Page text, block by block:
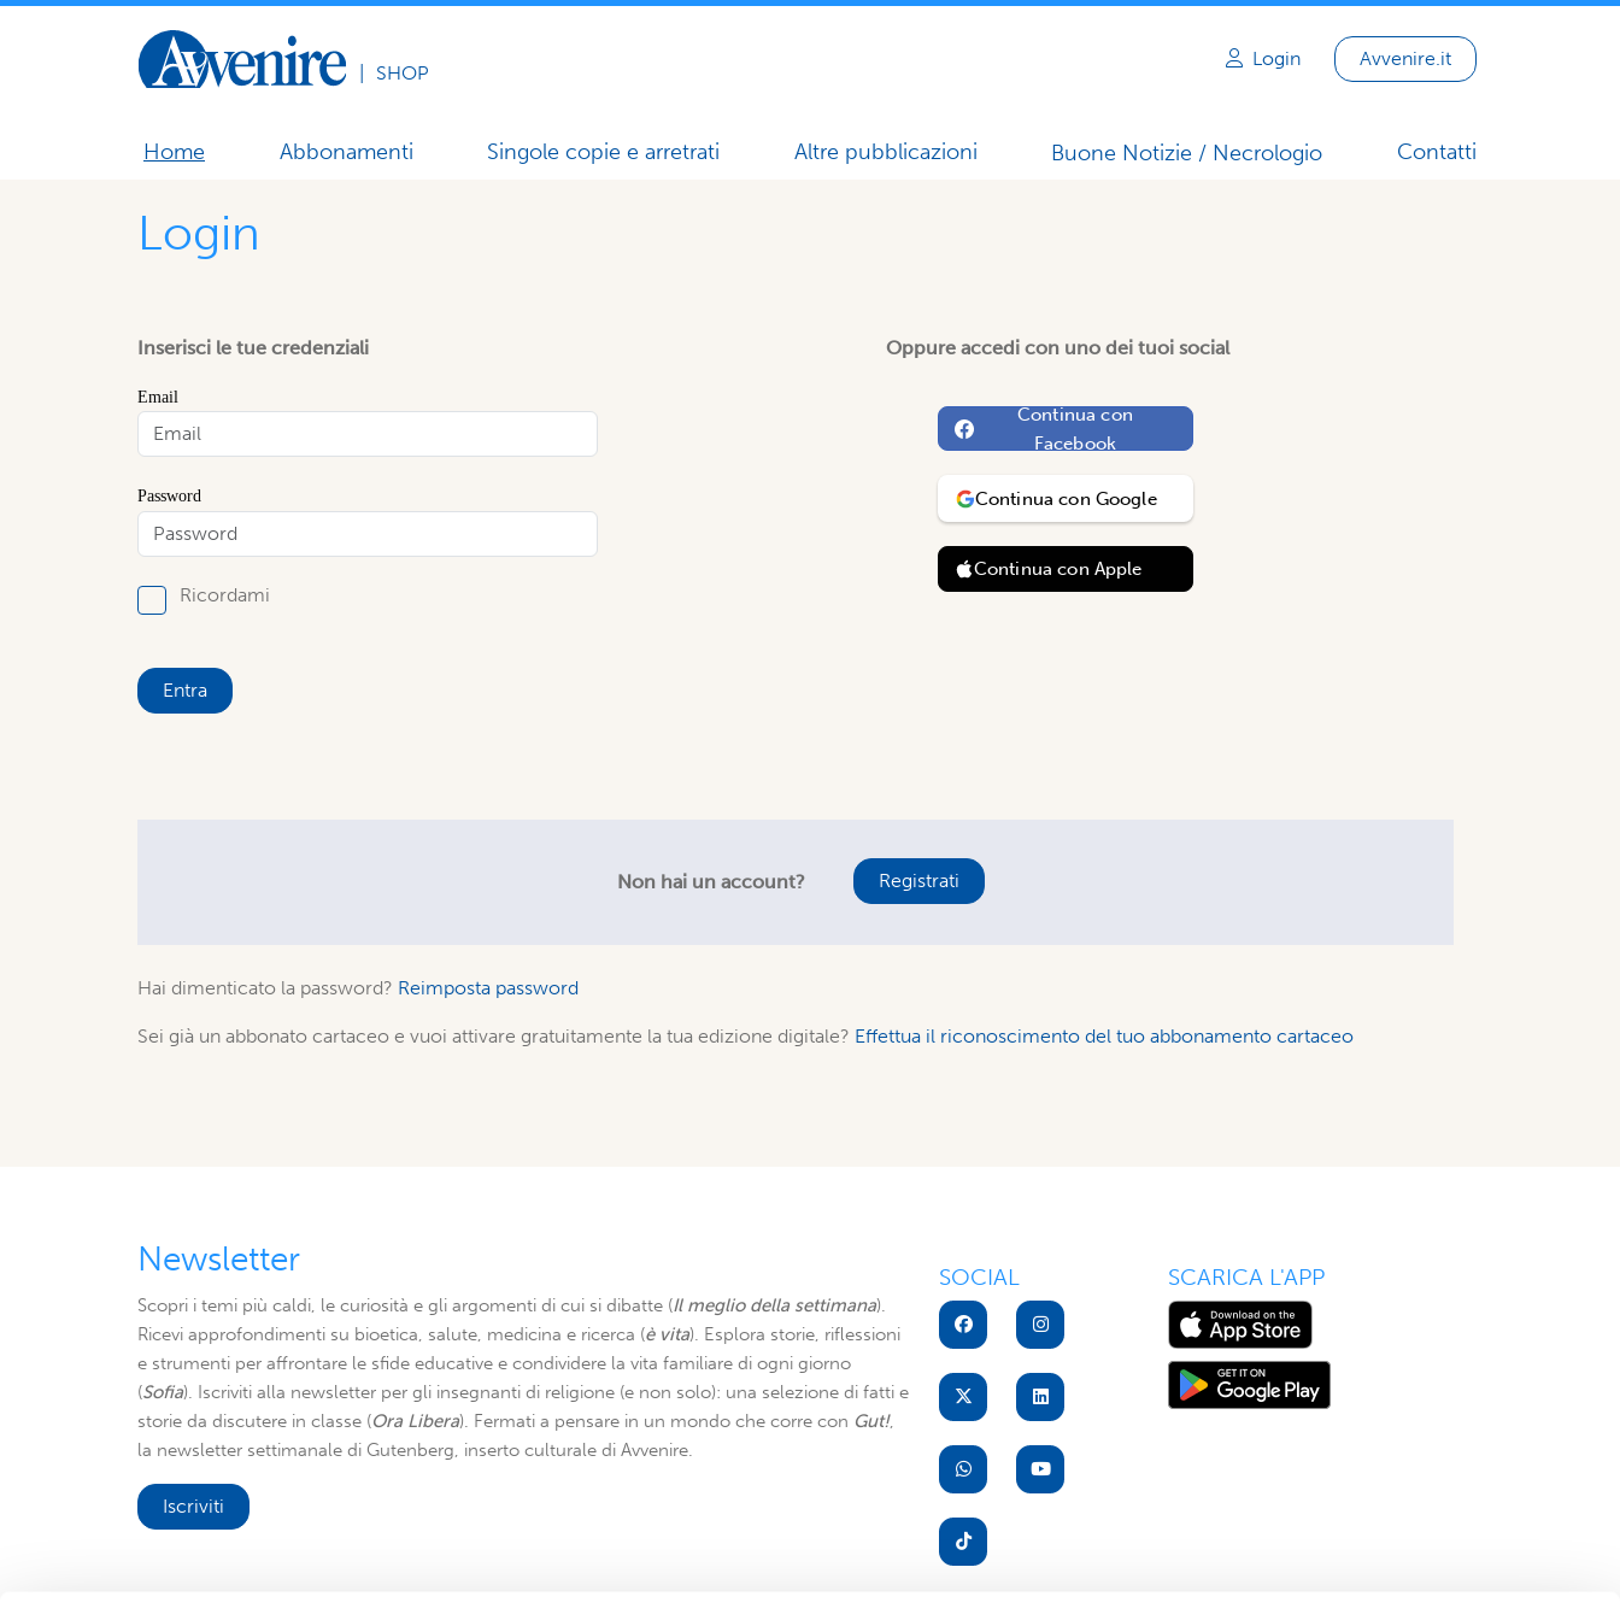
SHOP
Login Avvenire.it
Home Abbonamenti Singole copie e arretrati Altre pubblicazioni Buone Notizie / Necrologio Contatti
Login
Inserisci le tue credenziali
Email
Password
Ricordami
Entra
Oppure accedi con uno dei tuoi social
Continua con
Facebook
Continua con Google
Continua con Apple
Non hai un account? Registrati
Hai dimenticato la password? Reimposta password
Sei già un abbonato cartaceo e vuoi attivare gratuitamente la tua edizione digitale? Effettua il riconoscimento del tuo abbonamento cartaceo
Newsletter
Scopri i temi più caldi, le curiosità e gli argomenti di cui si dibatte (Il meglio della settimana).
Ricevi approfondimenti su bioetica, salute, medicina e ricerca (è vita). Esplora storie, riflessioni
e strumenti per affrontare le sfide educative e condividere la vita familiare di ogni giorno
(Sofia). Iscriviti alla newsletter per gli insegnanti di religione (e non solo): una selezione di fatti e
storie da discutere in classe (Ora Libera). Fermati a pensare in un mondo che corre con Gut!,
la newsletter settimanale di Gutenberg, inserto culturale di Avvenire.
Iscriviti
SOCIAL SCARICA L'APP